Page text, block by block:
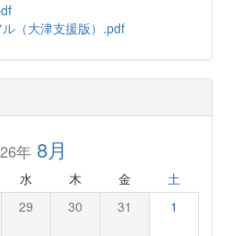
（大津支援版）.pdf
年8月
水 木 金 土
29 30 31 1